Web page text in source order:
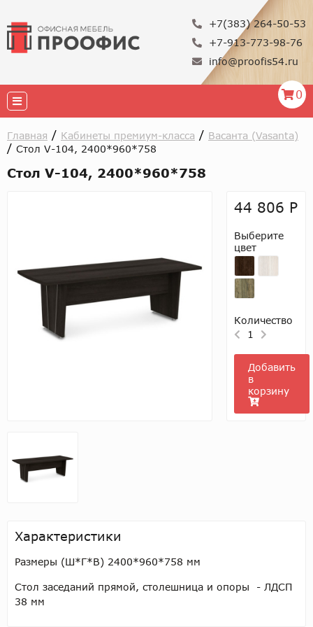
+7(383) 264-50-53
+7-913-773-98-76
info@proofis54.ru
0
Главная / Кабинеты премиум-класса / Васанта (Vasanta)
/ Стол V-104, 2400*960*758
Стол V-104, 2400*960*758
44 806 Р
Выберите
цвет
Количество
1
Добавить
в
корзину
Характеристики
Размеры (Ш*Г*В) 2400*960*758 мм
Стол заседаний прямой, столешница и опоры - ЛДСП
38 мм